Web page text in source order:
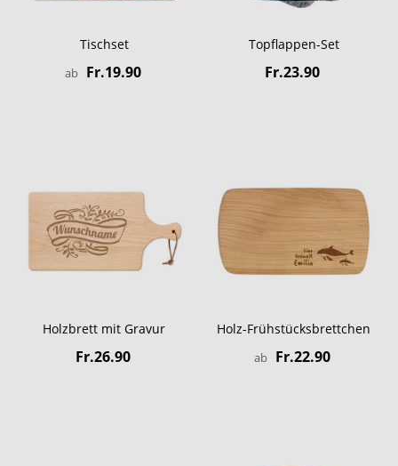
Tischset
ab Fr.19.90
Topflappen-Set
Fr.23.90
Holzbrett mit Gravur
Fr.26.90
Holz-Frühstücksbrettchen
ab Fr.22.90